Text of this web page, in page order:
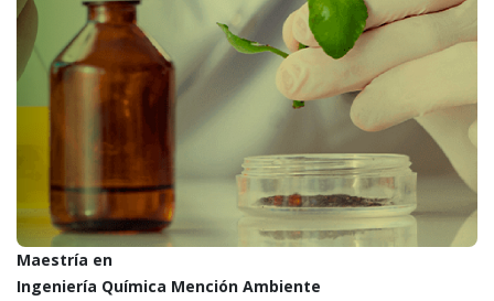
Maestría en
Ingeniería Química Mención Ambiente